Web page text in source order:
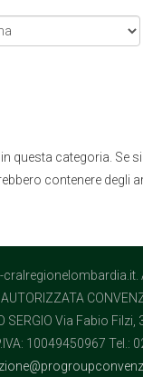
questa categoria. Se
contenere degli
SERGIO Via Fabio
10049450967 Tel.: